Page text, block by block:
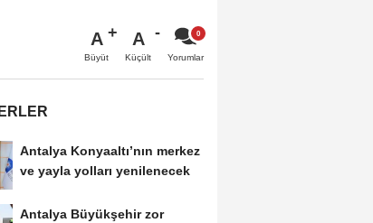
A
Büyüt
A
Küçült Yorumlar
Antalya Konyaaltı’nın merkez
ve yayla yolları yenilenecek
Antalya Büyükşehir zor